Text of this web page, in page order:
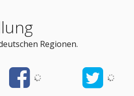
Regionen.